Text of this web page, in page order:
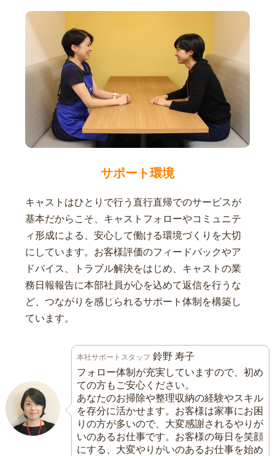
サポート環境
キャストはひとりで行う直行直帰でのサービスが
基本だからこそ、キャストフォローやコミュニテ
ィ形成による、安心して働ける環境づくりを大切
にしています。お客様評価のフィードバックやア
ドバイス、トラブル解決をはじめ、キャストの業
務日報報告に本部社員が心を込めて返信を行うな
ど、つながりを感じられるサポート体制を構築し
ています。
本社サポートスタッフ 鈴野 寿子
フォロー体制が充実していますので、初め
ての方もご安心ください。
あなたのお掃除や整理収納の経験やスキル
を存分に活かせます。お客様は家事にお困
りの方が多いので、大変感謝されるやりが
いのあるお仕事です。お客様の毎日を笑顔
にする、大変やりがいのあるお仕事を始め